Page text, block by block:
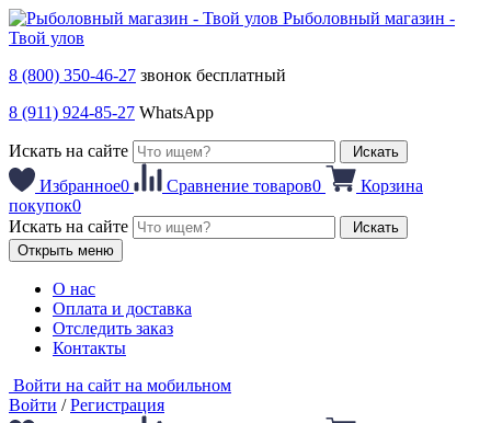
Рыболовный магазин -
Твой улов
8 (800) 350-46-27 звонок бесплатный
8 (911) 924-85-27 WhatsApp
Искать на сайте Искать
Избранное0 Сравнение товаров0
Корзина
покупок0
Искать на сайте
Искать
Открыть меню
О нас
Оплата и доставка
Отследить заказ
Контакты
Войти на сайт на мобильном
Войти /Регистрация